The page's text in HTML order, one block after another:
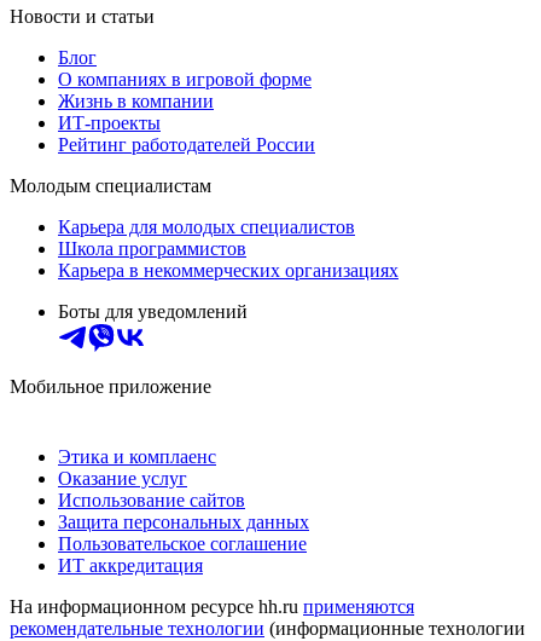
Новости и статьи
Блог
О компаниях в игровой форме
Жизнь в компании
ИТ-проекты
Рейтинг работодателей России
Молодым специалистам
Карьера для молодых специалистов
Школа программистов
Карьера в некоммерческих организациях
Боты для уведомлений
Мобильное приложение
Этика и комплаенс
Оказание услуг
Использование сайтов
Защита персональных данных
Пользовательское соглашение
ИТ аккредитация
На информационном ресурсе hh.ru применяются
рекомендательные технологии (информационные технологии